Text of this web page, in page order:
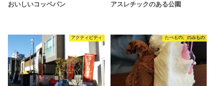
おいしいコッペパン
アスレチックのある公園
アクティビティ たべもの、のみもの